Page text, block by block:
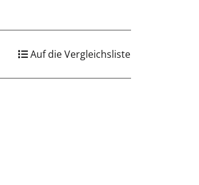
Auf die Vergleichsliste